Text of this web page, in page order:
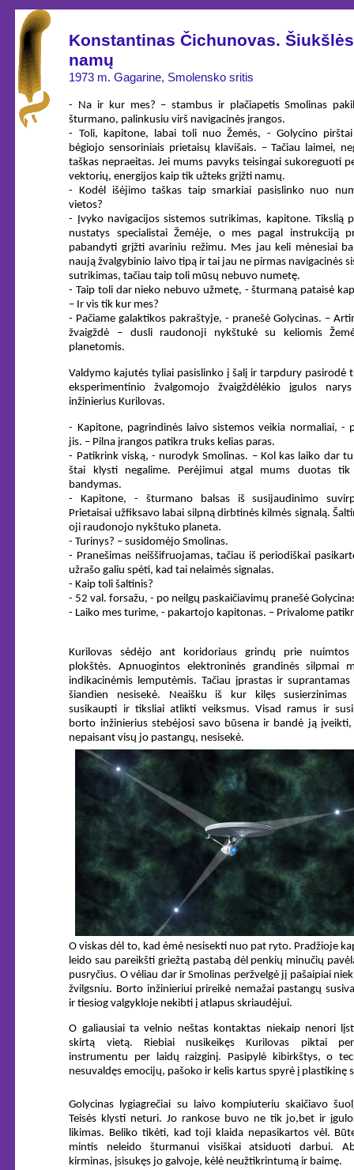
Konstantinas Čichunovas.
namų
1973 m. Gagarine, Smolensko sritis
- Na ir kur mes? – stambus ir plačiapetis Smolinas
šturmano, palinkusiu virš navigacinės įrangos.
- Toli, kapitone, labai toli nuo Žemės, - Golycino
bėgiojo sensoriniais prietaisų klavišais. – Tačiau laimei,
taškas nepraeitas. Jei mums pavyks teisingai sukoreguoti
vektorių, energijos kaip tik užteks grįžti namų.
- Kodėl išėjimo taškas taip smarkiai pasislinko nuo
vietos?
- Įvyko navigacijos sistemos sutrikimas, kapitone. Tikslią
nustatys specialistai Žemėje, o mes pagal instrukciją
pabandyti grįžti avariniu režimu. Mes jau keli mėnesiai
naują žvalgybinio laivo tipą ir tai jau ne pirmas navigacinės
sutrikimas, tačiau taip toli mūsų nebuvo numetę.
- Taip toli dar nieko nebuvo užmetę, - šturmaną pataisė
– Ir vis tik kur mes?
- Pačiame galaktikos pakraštyje, - pranešė Golycinas. –
žvaigždė – dusli raudonoji nykštukė su keliomis
planetomis.
Valdymo kajutės tyliai pasislinko į šalį ir tarpdury pasirodė
eksperimentinio žvalgomojo žvaigždėlėkio įgulos
inžinierius Kurilovas.
- Kapitone, pagrindinės laivo sistemos veikia normaliai, -
jis. – Pilna įrangos patikra truks kelias paras.
- Patikrink viską, - nurodyk Smolinas. – Kol kas laiko dar
štai klysti negalime. Perėjimui atgal mums duotas tik
bandymas.
- Kapitone, - šturmano balsas iš susijaudinimo
Prietaisai užfiksavo labai silpną dirbtinės kilmės signalą.
oji raudonojo nykštuko planeta.
- Turinys? – susidomėjo Smolinas.
- Pranešimas neiššifruojamas, tačiau iš periodiškai
užrašo galiu spėti, kad tai nelaimės signalas.
- Kaip toli šaltinis?
- 52 val. forsažu, - po neilgų paskaičiavimų pranešė
- Laiko mes turime, - pakartojo kapitonas. – Privalome
Kurilovas sėdėjo ant koridoriaus grindų prie nuimtos
plokštės. Apnuogintos elektroninės grandinės silpmai
indikacinėmis lemputėmis. Tačiau įprastas ir suprantamas
šiandien nesisekė. Neaišku iš kur kilęs susierzinimas
susikaupti ir tiksliai atlikti veiksmus. Visad ramus ir
borto inžinierius stebėjosi savo būsena ir bandė ją įveikti,
nepaisant visų jo pastangų, nesisekė.
O viskas dėl to, kad ėmė nesisekti nuo pat ryto. Pradžioje
leido sau pareikšti griežtą pastabą dėl penkių minučių
pusryčius. O vėliau dar ir Smolinas peržvelgė jį pašaipiai
žvilgsniu. Borto inžinieriui prireikė nemažai pastangų
ir tiesiog valgykloje nekibti į atlapus skriaudėjui.
O galiausiai ta velnio neštas kontaktas niekaip nenori
skirtą vietą. Riebiai nusikeikęs Kurilovas piktai
instrumentu per laidų raizginį. Pasipylė kibirkštys, o
nesuvaldęs emocijų, pašoko ir kelis kartus spyrė į plastikinę
Golycinas lygiagrečiai su laivo kompiuteriu skaičiavo
Teisės klysti neturi. Jo rankose buvo ne tik jo,bet ir
likimas. Beliko tikėti, kad toji klaida nepasikartos vėl.
mintis neleido šturmanui visiškai atsiduoti darbui.
kirminas, įsisukęs jo galvoje, kėlė neužtikrintumą ir baimę.